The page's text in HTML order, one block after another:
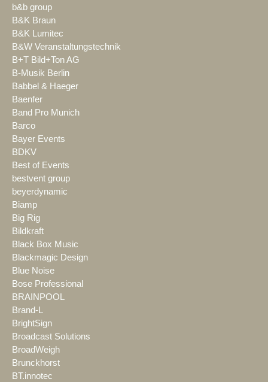
b&b group
B&K Braun
B&K Lumitec
B&W Veranstaltungstechnik
B+T Bild+Ton AG
B-Musik Berlin
Babbel & Haeger
Baenfer
Band Pro Munich
Barco
Bayer Events
BDKV
Best of Events
bestvent group
beyerdynamic
Biamp
Big Rig
Bildkraft
Black Box Music
Blackmagic Design
Blue Noise
Bose Professional
BRAINPOOL
Brand-L
BrightSign
Broadcast Solutions
BroadWeigh
Brunckhorst
BT.innotec